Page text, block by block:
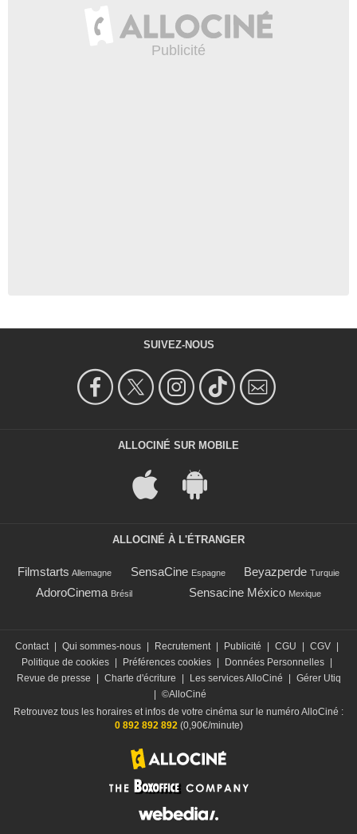
SUIVEZ-NOUS
ALLOCINÉ SUR MOBILE
ALLOCINÉ À L'ÉTRANGER
Filmstarts Allemagne SensaCine Espagne Beyazperde Turquie
AdoroCinema Brésil Sensacine México Mexique
Contact | Qui sommes-nous | Recrutement | Publicité | CGU | CGV |
Politique de cookies | Préférences cookies | Données Personnelles |
Revue de presse
| Charte d'écriture | Les services AlloCiné | Gérer Utiq
| ©AlloCiné
Retrouvez tous les horaires et infos de votre cinéma sur le numéro AlloCiné :
0 892 892 892 (0,90€/minute)